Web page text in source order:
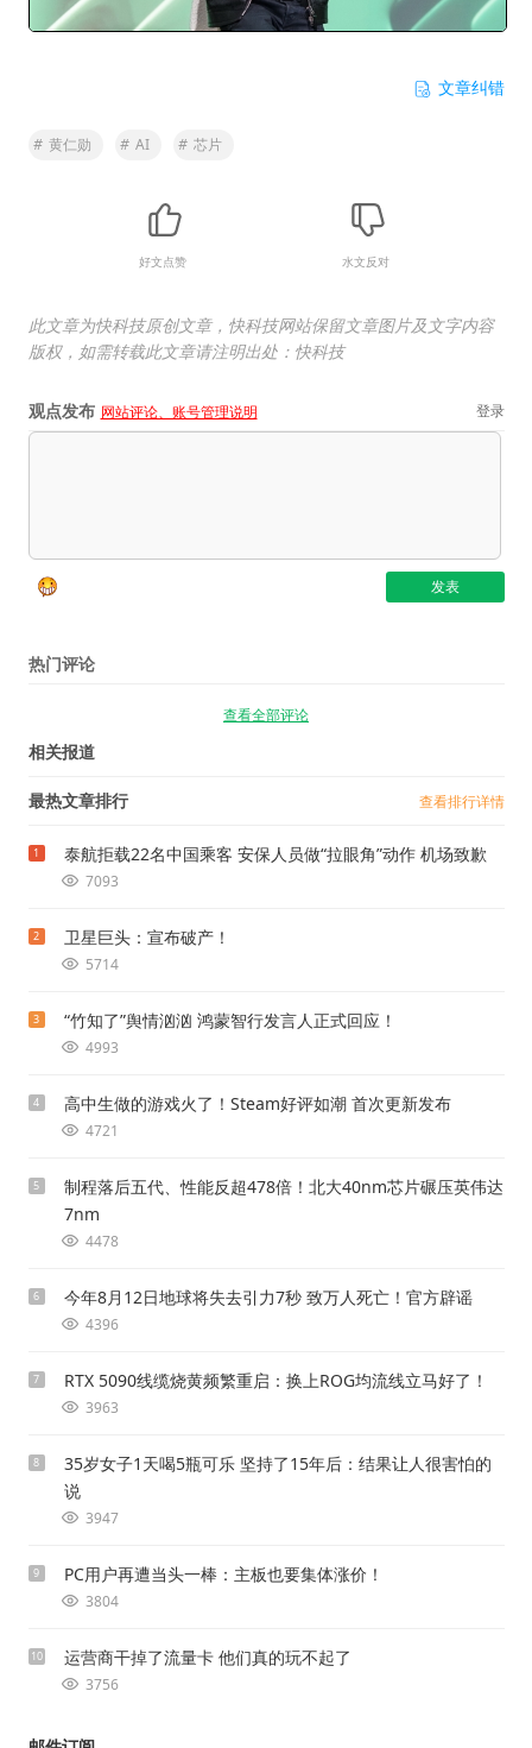
文章纠错
# 黄仁勋 # AI # 芯片
好文点赞 水文反对
此文章为快科技原创文章，快科技网站保留文章图片及文字内容
版权，如需转载此文章请注明出处：快科技
观点发布 网站评论、账号管理说明 登录
热门评论
查看全部评论
相关报道
最热文章排行 查看排行详情
1 泰航拒载22名中国乘客 安保人员做“拉眼角”动作 机场致歉
7093
2 卫星巨头：宣布破产！
5714
3 “竹知了”舆情汹汹 鸿蒙智行发言人正式回应！
4993
4 高中生做的游戏火了！Steam好评如潮 首次更新发布
4721
5
制程落后五代、性能反超478倍！北大40nm芯片碾压英伟达
7nm
4478
6 今年8月12日地球将失去引力7秒 致万人死亡！官方辟谣
4396
7 RTX 5090线缆烧黄频繁重启：换上ROG均流线立马好了！
3963
8
35岁女子1天喝5瓶可乐 坚持了15年后：结果让人很害怕的
说
3947
9 PC用户再遭当头一棒：主板也要集体涨价！
3804
10 运营商干掉了流量卡 他们真的玩不起了
3756